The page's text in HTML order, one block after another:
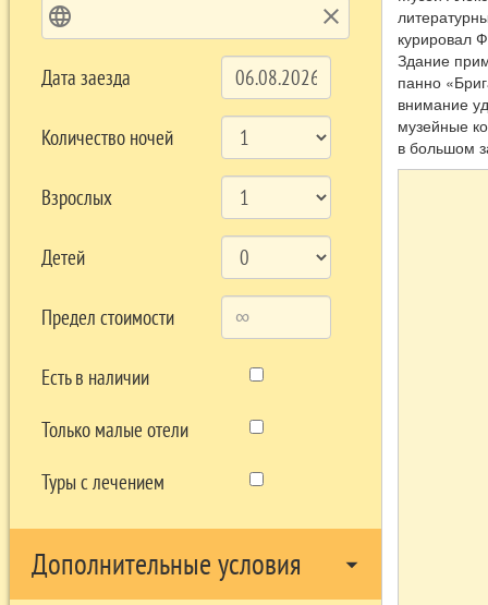
language clear
Дата заезда
Количество ночей
Взрослых
Детей
Предел стоимости
Есть в наличии
Только малые отели
Туры с лечением
Дополнительные условия arrow_drop_down
курировал
Здание
панно
внимание
музейные
в большом